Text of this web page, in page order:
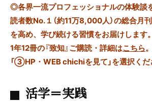
◎各界一流プロフェッショナルの体験談
読者数No.１（約11万8,000人）の総合月
を高め、学び続ける習慣をお届けします。
1年12冊の『致知』ご購読・詳細はこちら。
「③HP・WEB chichiを見て」を選択く
活学＝実践